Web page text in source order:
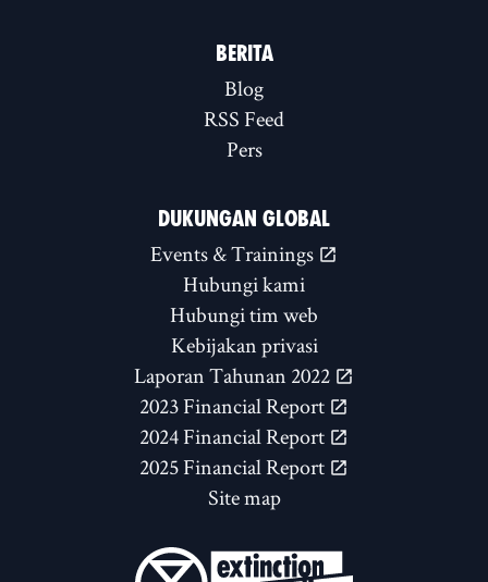
BERITA
Blog
RSS Feed
Pers
DUKUNGAN GLOBAL
Events & Trainings
Hubungi kami
Hubungi tim web
Kebijakan privasi
Laporan Tahunan 2022
2023 Financial Report
2024 Financial Report
2025 Financial Report
Site map